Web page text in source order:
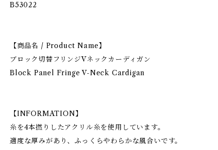
B53022
【商品名 / Product Name】
ブロック切替フリンジVネックカーディガン
Block Panel Fringe V-Neck Cardigan
【INFORMATION】
糸を4本撚りしたアクリル糸を使用しています。
適度な厚みがあり、ふっくらやわらかな風合いです。